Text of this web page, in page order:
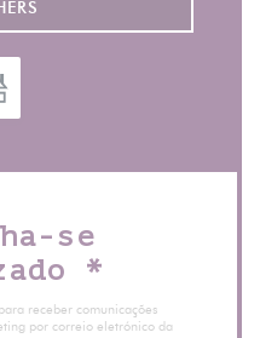
se
*
receber comunicações
por correio eletrónico da